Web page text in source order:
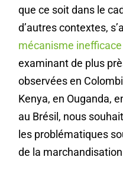
que ce soit dans le
d’autres contextes,
mécanisme
examinant de plus
observées en
Kenya, en Ouganda,
au Brésil, nous
les problématiques
de la